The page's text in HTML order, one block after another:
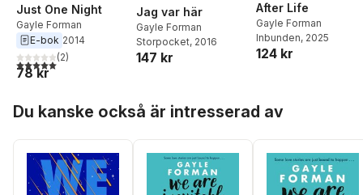
Just One Night
Gayle Forman
E-bok 2014
5,0utav 5 stjärnor. Totalt antal röster:
(2)
78 kr
Jag var här
Gayle Forman
Storpocket, 2016
147 kr
After Life
Gayle Forman
Inbunden, 2025
124 kr
Du kanske också är intresserad av